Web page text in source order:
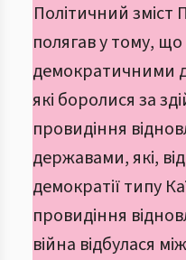
Політичний зміст
полягав у тому,
демократичними
які боролися за
провидіння
державами, які,
демократії типу
провидіння
війна відбулася